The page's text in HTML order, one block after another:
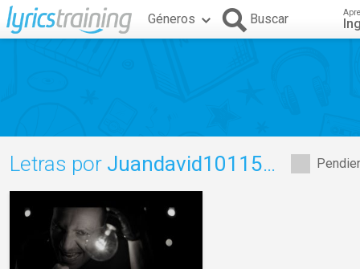
Géneros Buscar
Letras por Juandavid10115630